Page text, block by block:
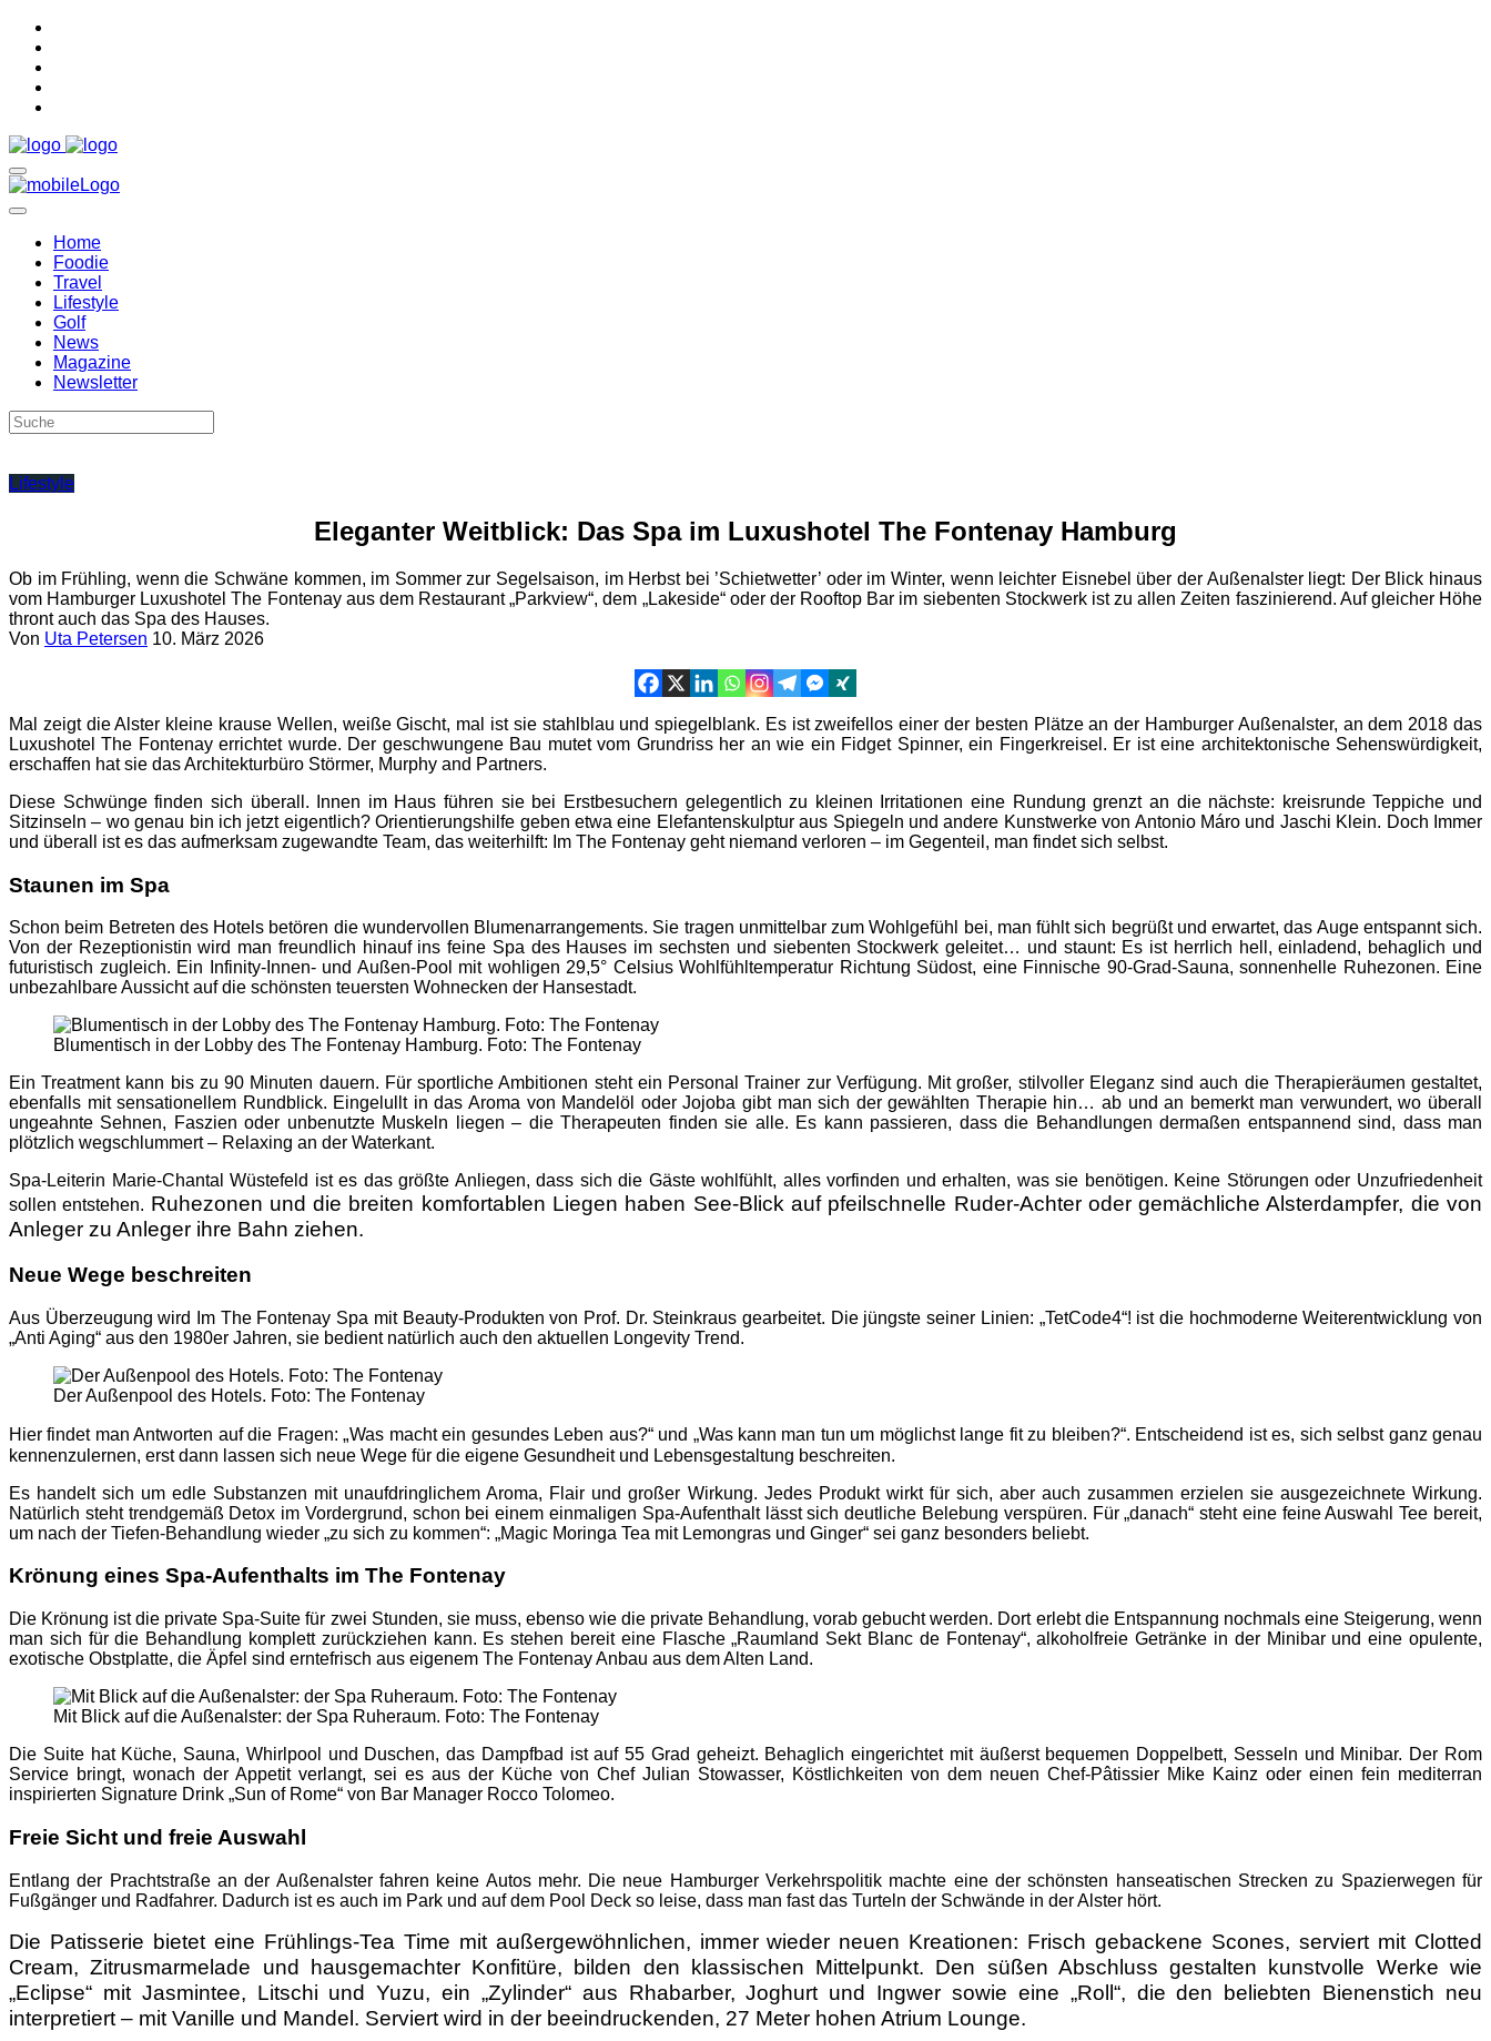
Home
Foodie
Travel
Lifestyle
Golf
News
Magazine
Newsletter
Lifestyle
Eleganter Weitblick: Das Spa im Luxushotel The Fontenay Hamburg
Ob im Frühling, wenn die Schwäne kommen, im Sommer zur Segelsaison, im Herbst bei ’Schietwetter’ oder im Winter, wenn leichter Eisnebel über der Außenalster liegt: Der Blick hinaus
vom Hamburger Luxushotel The Fontenay aus dem Restaurant „Parkview“, dem „Lakeside“ oder der Rooftop Bar im siebenten Stockwerk ist zu allen Zeiten faszinierend. Auf gleicher Höhe
thront auch das Spa des Hauses.
Von Uta Petersen 10. März 2026
Mal zeigt die Alster kleine krause Wellen, weiße Gischt, mal ist sie stahlblau und spiegelblank. Es ist zweifellos einer der besten Plätze an der Hamburger Außenalster, an dem 2018 das
Luxushotel The Fontenay errichtet wurde. Der geschwungene Bau mutet vom Grundriss her an wie ein Fidget Spinner, ein Fingerkreisel. Er ist eine architektonische Sehenswürdigkeit,
erschaffen hat sie das Architekturbüro Störmer, Murphy and Partners.
Diese Schwünge finden sich überall. Innen im Haus führen sie bei Erstbesuchern gelegentlich zu kleinen Irritationen eine Rundung grenzt an die nächste: kreisrunde Teppiche und
Sitzinseln – wo genau bin ich jetzt eigentlich? Orientierungshilfe geben etwa eine Elefantenskulptur aus Spiegeln und andere Kunstwerke von Antonio Máro und Jaschi Klein. Doch Immer
und überall ist es das aufmerksam zugewandte Team, das weiterhilft: Im The Fontenay geht niemand verloren – im Gegenteil, man findet sich selbst.
Staunen im Spa
Schon beim Betreten des Hotels betören die wundervollen Blumenarrangements. Sie tragen unmittelbar zum Wohlgefühl bei, man fühlt sich begrüßt und erwartet, das Auge entspannt sich.
Von der Rezeptionistin wird man freundlich hinauf ins feine Spa des Hauses im sechsten und siebenten Stockwerk geleitet… und staunt: Es ist herrlich hell, einladend, behaglich und
futuristisch zugleich. Ein Infinity-Innen- und Außen-Pool mit wohligen 29,5° Celsius Wohlfühltemperatur Richtung Südost, eine Finnische 90-Grad-Sauna, sonnenhelle Ruhezonen. Eine
unbezahlbare Aussicht auf die schönsten teuersten Wohnecken der Hansestadt.
Blumentisch in der Lobby des The Fontenay Hamburg. Foto: The Fontenay
Ein Treatment kann bis zu 90 Minuten dauern. Für sportliche Ambitionen steht ein Personal Trainer zur Verfügung. Mit großer, stilvoller Eleganz sind auch die Therapieräumen gestaltet,
ebenfalls mit sensationellem Rundblick. Eingelullt in das Aroma von Mandelöl oder Jojoba gibt man sich der gewählten Therapie hin… ab und an bemerkt man verwundert, wo überall
ungeahnte Sehnen, Faszien oder unbenutzte Muskeln liegen – die Therapeuten finden sie alle. Es kann passieren, dass die Behandlungen dermaßen entspannend sind, dass man
plötzlich wegschlummert – Relaxing an der Waterkant.
Spa-Leiterin Marie-Chantal Wüstefeld ist es das größte Anliegen, dass sich die Gäste wohlfühlt, alles vorfinden und erhalten, was sie benötigen. Keine Störungen oder Unzufriedenheit
sollen entstehen. Ruhezonen und die breiten komfortablen Liegen haben See-Blick auf pfeilschnelle Ruder-Achter oder gemächliche Alsterdampfer, die von
Anleger zu Anleger ihre Bahn ziehen.
Neue Wege beschreiten
Aus Überzeugung wird Im The Fontenay Spa mit Beauty-Produkten von Prof. Dr. Steinkraus gearbeitet. Die jüngste seiner Linien: „TetCode4“! ist die hochmoderne Weiterentwicklung von
„Anti Aging“ aus den 1980er Jahren, sie bedient natürlich auch den aktuellen Longevity Trend.
Der Außenpool des Hotels. Foto: The Fontenay
Hier findet man Antworten auf die Fragen:„Was macht ein gesundes Leben aus?“ und „Was kann man tun um möglichst lange fit zu bleiben?“. Entscheidend ist es, sich selbst ganz genau
kennenzulernen, erst dann lassen sich neue Wege für die eigene Gesundheit und Lebensgestaltung beschreiten.
Es handelt sich um edle Substanzen mit unaufdringlichem Aroma, Flair und großer Wirkung. Jedes Produkt wirkt für sich, aber auch zusammen erzielen sie ausgezeichnete Wirkung.
Natürlich steht trendgemäß Detox im Vordergrund, schon bei einem einmaligen Spa-Aufenthalt lässt sich deutliche Belebung verspüren. Für „danach“ steht eine feine Auswahl Tee bereit,
um nach der Tiefen-Behandlung wieder „zu sich zu kommen“: „Magic Moringa Tea mit Lemongras und Ginger“ sei ganz besonders beliebt.
Krönung eines Spa-Aufenthalts im The Fontenay
Die Krönung ist die private Spa-Suite für zwei Stunden, sie muss, ebenso wie die private Behandlung, vorab gebucht werden. Dort erlebt die Entspannung nochmals eine Steigerung, wenn
man sich für die Behandlung komplett zurückziehen kann. Es stehen bereit eine Flasche „Raumland Sekt Blanc de Fontenay“, alkoholfreie Getränke in der Minibar und eine opulente,
exotische Obstplatte, die Äpfel sind erntefrisch aus eigenem The Fontenay Anbau aus dem Alten Land.
Mit Blick auf die Außenalster: der Spa Ruheraum. Foto: The Fontenay
Die Suite hat Küche, Sauna, Whirlpool und Duschen, das Dampfbad ist auf 55 Grad geheizt. Behaglich eingerichtet mit äußerst bequemen Doppelbett, Sesseln und Minibar. Der Rom
Service bringt, wonach der Appetit verlangt, sei es aus der Küche von Chef Julian Stowasser, Köstlichkeiten von dem neuen Chef-Pâtissier Mike Kainz oder einen fein mediterran
inspirierten Signature Drink „Sun of Rome“ von Bar Manager Rocco Tolomeo.
Freie Sicht und freie Auswahl
Entlang der Prachtstraße an der Außenalster fahren keine Autos mehr. Die neue Hamburger Verkehrspolitik machte eine der schönsten hanseatischen Strecken zu Spazierwegen für
Fußgänger und Radfahrer. Dadurch ist es auch im Park und auf dem Pool Deck so leise, dass man fast das Turteln der Schwände in der Alster hört.
Die Patisserie bietet eine Frühlings-Tea Time mit außergewöhnlichen, immer wieder neuen Kreationen: Frisch gebackene Scones, serviert mit Clotted
Cream, Zitrusmarmelade und hausgemachter Konfitüre, bilden den klassischen Mittelpunkt. Den süßen Abschluss gestalten kunstvolle Werke wie
„Eclipse“ mit Jasmintee, Litschi und Yuzu, ein „Zylinder“ aus Rhabarber, Joghurt und Ingwer sowie eine „Roll“, die den beliebten Bienenstich neu
interpretiert – mit Vanille und Mandel. Serviert wird in der beeindruckenden, 27 Meter hohen Atrium Lounge.